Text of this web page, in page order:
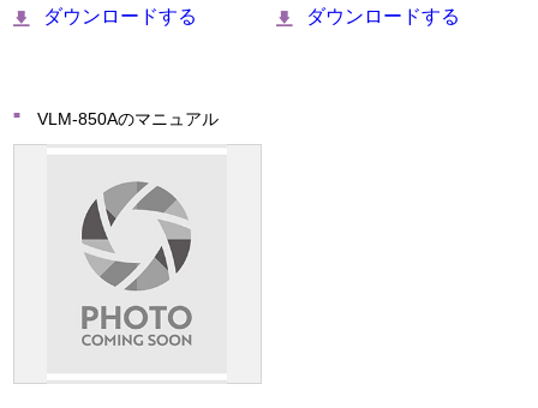
ダウンロードする
ダウンロードする
VLM-850Aのマニュアル